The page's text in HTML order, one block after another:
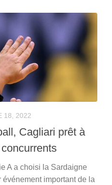
18, 2022
Cagliari prêt à
A a choisi la Sardaigne
important de la